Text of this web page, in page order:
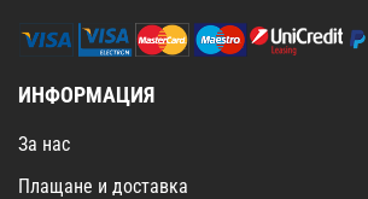
ИНФОРМАЦИЯ
За нас
Плащане и доставка